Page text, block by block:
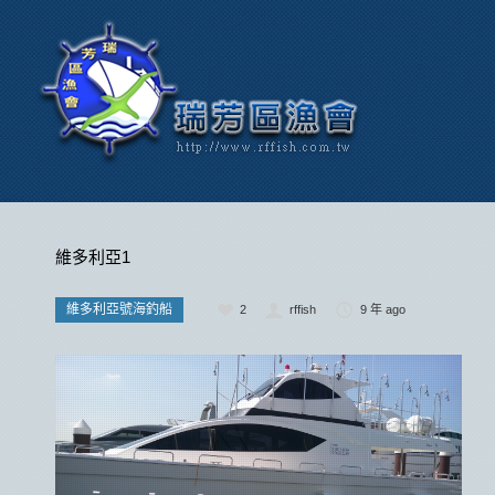
維多利亞1
維多利亞號海釣船 2 rffish 9 年 ago